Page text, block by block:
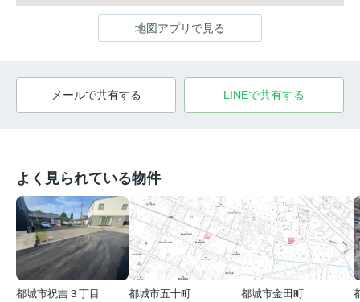
地図アプリで見る
メールで共有する LINEで共有する
よく見られている物件
都城市祝吉３丁目
都城市五十町
都城市金田町